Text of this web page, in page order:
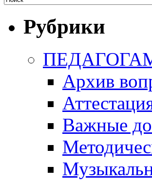
Рубрики
Архив
Важные